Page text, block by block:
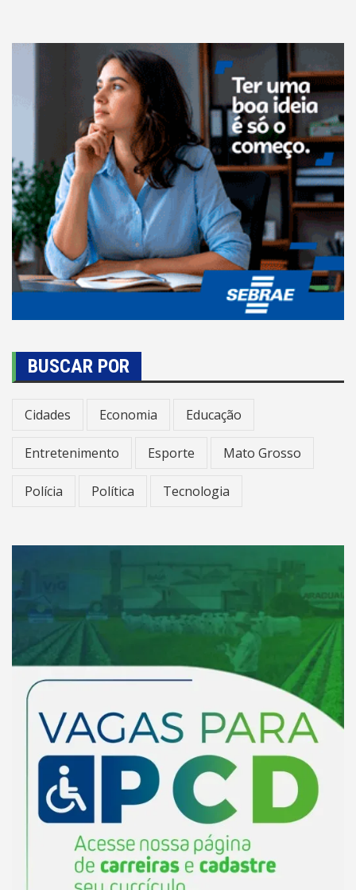
BUSCAR POR
Cidades Economia Educação
Entretenimento Esporte Mato Grosso
Polícia Política Tecnologia